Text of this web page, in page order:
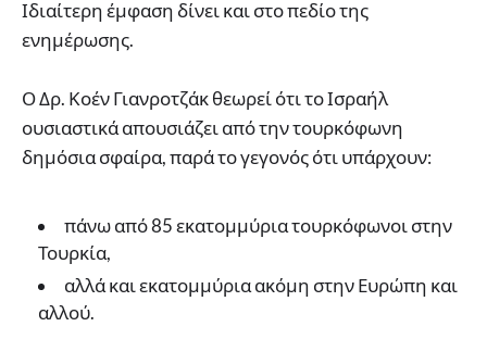
Ιδιαίτερη έμφαση δίνει και στο πεδίο της
ενημέρωσης.
Ο Δρ. Κοέν Γιανροτζάκ θεωρεί ότι το Ισραήλ
ουσιαστικά απουσιάζει από την τουρκόφωνη
δημόσια σφαίρα, παρά το γεγονός ότι υπάρχουν:
πάνω από 85 εκατομμύρια τουρκόφωνοι στην
Τουρκία,
αλλά και εκατομμύρια ακόμη στην Ευρώπη και
αλλού.